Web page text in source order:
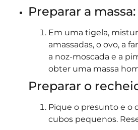
Preparar a massa:
Em uma tigela,
amassadas, o ovo, a
a noz-moscada e a
obter uma massa
Preparar o
Pique o presunto e o
cubos pequenos.